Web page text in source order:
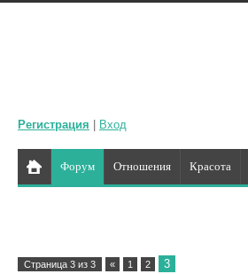
Регистрация Вход
Форум Отношения Красота
Страница 3 из 3 « 1 2
3